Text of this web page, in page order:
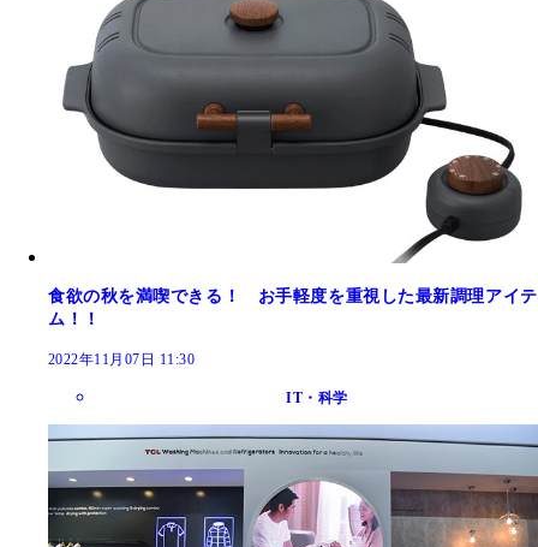
食欲の秋を満喫できる！ お手軽度を重視した最新調理アイテ
ム！！
2022年11月07日 11:30
IT・科学